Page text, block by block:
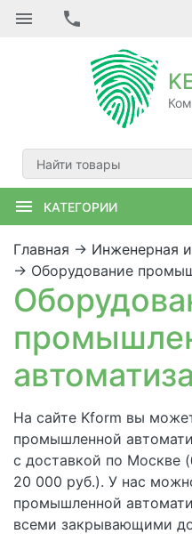
КАТЕГОРИИ
Главная → Инженерная
→ Оборудование
На сайте Kform вы
промышленной
с доставкой по Москве
20 000 руб.). У нас
промышленной
всеми закрывающими